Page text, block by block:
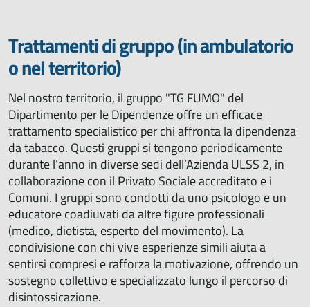
Trattamenti di gruppo (in ambulatorio
o nel territorio)
Nel nostro territorio, il gruppo "TG FUMO" del
Dipartimento per le Dipendenze offre un efficace
trattamento specialistico per chi affronta la dipendenza
da tabacco. Questi gruppi si tengono periodicamente
durante l’anno in diverse sedi dell’Azienda ULSS 2, in
collaborazione con il Privato Sociale accreditato e i
Comuni. I gruppi sono condotti da uno psicologo e un
educatore coadiuvati da altre figure professionali
(medico, dietista, esperto del movimento). La
condivisione con chi vive esperienze simili aiuta a
sentirsi compresi e rafforza la motivazione, offrendo un
sostegno collettivo e specializzato lungo il percorso di
disintossicazione.